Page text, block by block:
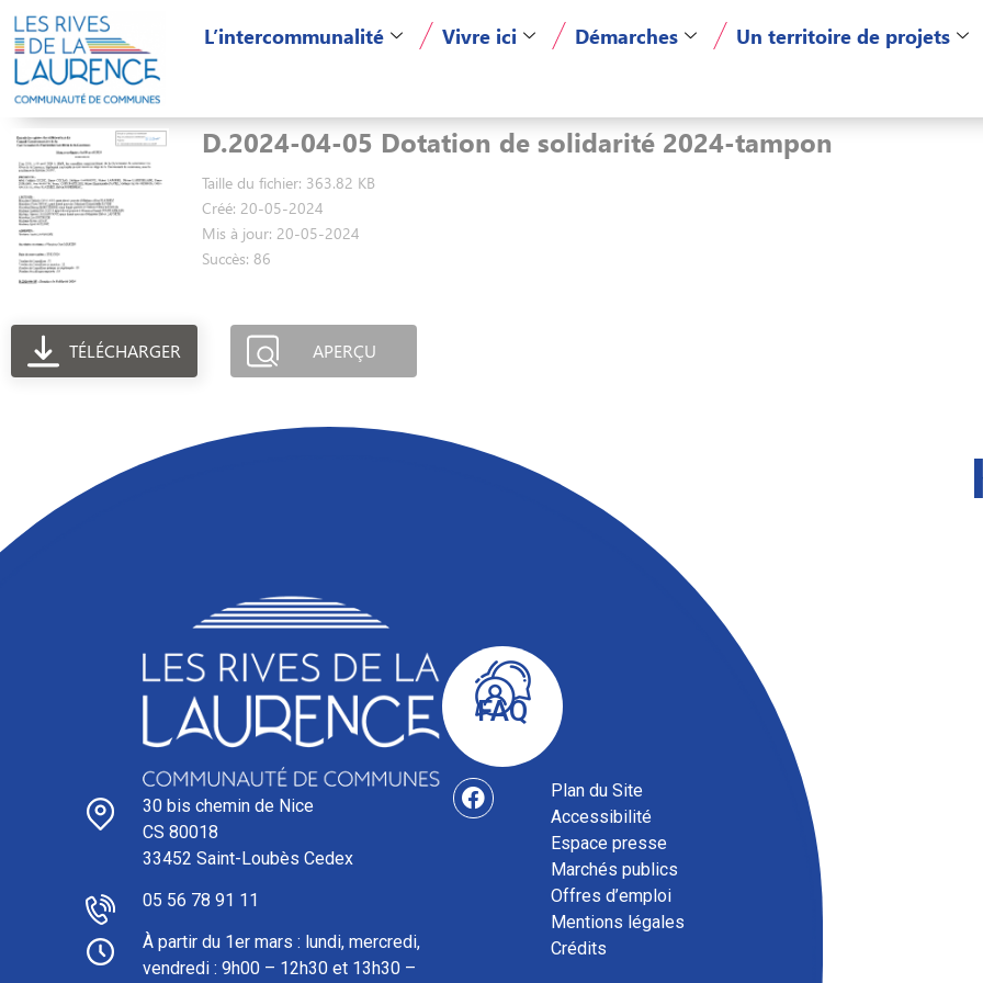
L’intercommunalité Vivre ici Démarches Un territoire de projets
D.2024-04-05 Dotation de solidarité 2024-tampon
Taille du fichier: 363.82 KB
Créé: 20-05-2024
Mis à jour: 20-05-2024
Succès: 86
TÉLÉCHARGER APERÇU
30 bis chemin de Nice
CS 80018
33452 Saint-Loubès Cedex
05 56 78 91 11
À partir du 1er mars : l undi, mercredi,
vendredi : 9h00 – 12h30 et 13h30 –
FAQ
Plan du Site
Accessibilité
Espace presse
Marchés publics
Offres d’emploi
Mentions légales
Crédits